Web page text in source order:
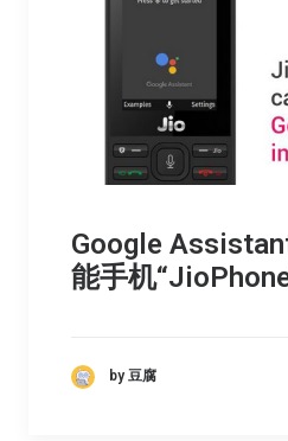
Google
能手机
by 豆腐